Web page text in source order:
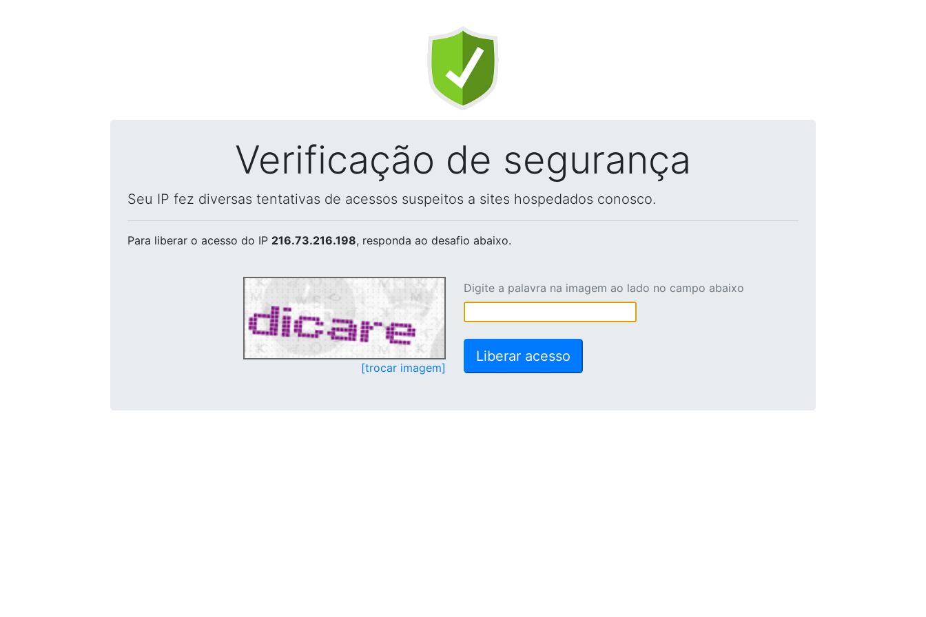
Verificação de segurança
Seu IP fez diversas tentativas de acessos suspeitos a sites hospedados conosco.
Para liberar o acesso do IP 216.73.216.198, responda ao desafio abaixo.
[trocar imagem]
Digite a palavra na imagem ao lado no campo abaixo